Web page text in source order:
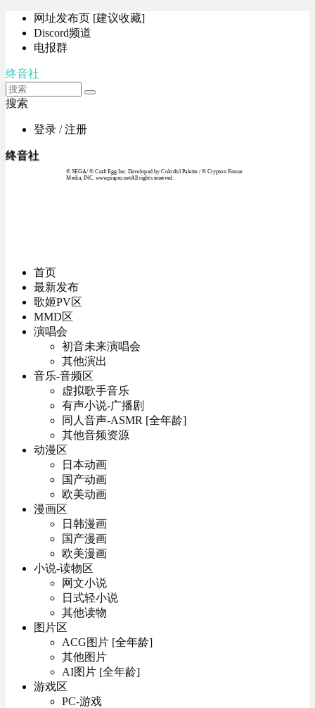
网址发布页 [建议收藏]
Discord频道
电报群
终音社
搜索
登录 / 注册
终音社
© SEGA / © Craft Egg Inc. Developed by Colorful Palette / © Crypton Future
Media, INC. www.piapro.netAll rights reserved.
首页
最新发布
歌姬PV区
MMD区
演唱会
初音未来演唱会
其他演出
音乐-音频区
虚拟歌手音乐
有声小说-广播剧
同人音声-ASMR [全年龄]
其他音频资源
动漫区
日本动画
国产动画
欧美动画
漫画区
日韩漫画
国产漫画
欧美漫画
小说-读物区
网文小说
日式轻小说
其他读物
图片区
ACG图片 [全年龄]
其他图片
AI图片 [全年龄]
游戏区
PC-游戏